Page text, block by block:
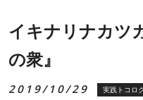
イキナリナカツ
の衆』
2019/10/29 実践トコロ